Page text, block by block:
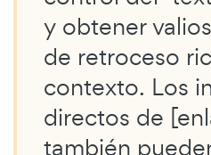
y obtener
de retroceso
contexto. Los
directos de
también